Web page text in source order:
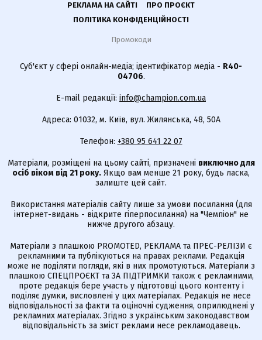
РЕКЛАМА НА САЙТІ
ПРО ПРОЄКТ
ПОЛІТИКА КОНФІДЕНЦІЙНОСТІ
Промокоди
Суб'єкт у сфері онлайн-медіа; ідентифікатор медіа - R40-
04706.
E-mail редакції: info@champion.com.ua
Адреса: 01032, м. Київ, вул. Жилянська, 48, 50А
Телефон: +380 95 641 22 07
Матеріали, розміщені на цьому сайті, призначені виключно для
осіб віком від 21 року. Якщо вам менше 21 року, будь ласка,
залиште цей сайт.
Використання матеріалів сайту лише за умови посилання (для
інтернет-видань - відкрите гіперпосилання) на "Чемпіон" не
нижче другого абзацу.
Матеріали з плашкою PROMOTED, РЕКЛАМА та ПРЕС-РЕЛІЗИ є
рекламними та публікуються на правах реклами. Редакція
може не поділяти погляди, які в них промотуються. Матеріали з
плашкою СПЕЦПРОЄКТ та ЗА ПІДТРИМКИ також є рекламними,
проте редакція бере участь у підготовці цього контенту і
поділяє думки, висловлені у цих матеріалах. Редакція не несе
відповідальності за факти та оціночні судження, оприлюднені у
рекламних матеріалах. Згідно з українським законодавством
відповідальність за зміст реклами несе рекламодавець.